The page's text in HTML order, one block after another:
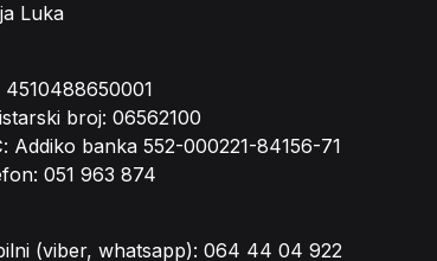
Luka
4510488650001
broj: 06562100
Addiko banka 552-000221-84156-71
051 963 874
(viber, whatsapp): 064 44 04 922